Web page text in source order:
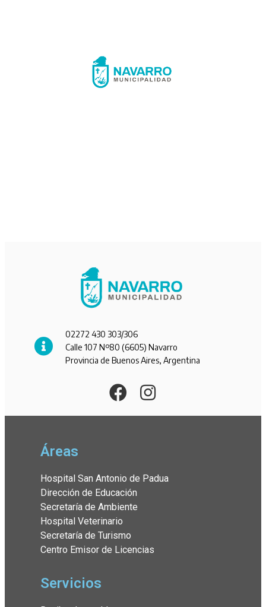
02272 430 303/306
Calle 107 Nº80 (6605) Navarro
Provincia de Buenos Aires, Argentina
Áreas
Hospital San Antonio de Padua
Dirección de Educación
Secretaría de Ambiente
Hospital Veterinario
Secretaría de Turismo
Centro Emisor de Licencias
Servicios